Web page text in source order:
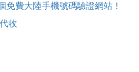
免費大陸手機號碼驗證網站！
收